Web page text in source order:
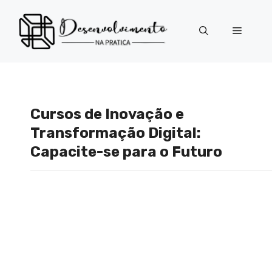
para
conteúdo
Menu
Cursos de Inovação e
Transformação Digital:
Capacite-se para o Futuro